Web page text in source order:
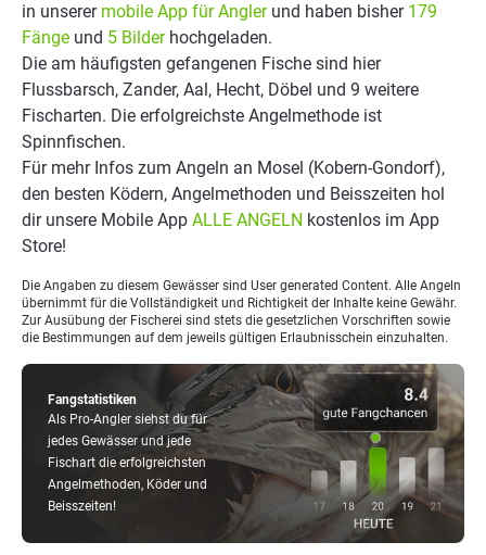
Fangstatistiken
Als Pro-Angler siehst du für
jedes Gewässer und jede
Fischart die erfolgreichsten
Angelmethoden, Köder und
Beisszeiten!
in unserer mobile App für Anglerund haben bisher 179
Fänge und 5 Bilderhochgeladen.
Die am häufigsten gefangenen Fische sind hier
Flussbarsch, Zander, Aal, Hecht, Döbel und 9 weitere
Fischarten. Die erfolgreichste Angelmethode ist
Spinnfischen.
Für mehr Infos zum Angeln an Mosel (Kobern-Gondorf),
den besten Ködern, Angelmethoden und Beisszeiten hol
dir unsere Mobile App ALLE ANGELN kostenlos im App
Store!
Die Angaben zu diesem Gewässer sind User generated Content. Alle Angeln
übernimmt für die Vollständigkeit und Richtigkeit der Inhalte keine Gewähr.
Zur Ausübung der Fischerei sind stets die gesetzlichen Vorschriften sowie
die Bestimmungen auf dem jeweils gültigen Erlaubnisschein einzuhalten.